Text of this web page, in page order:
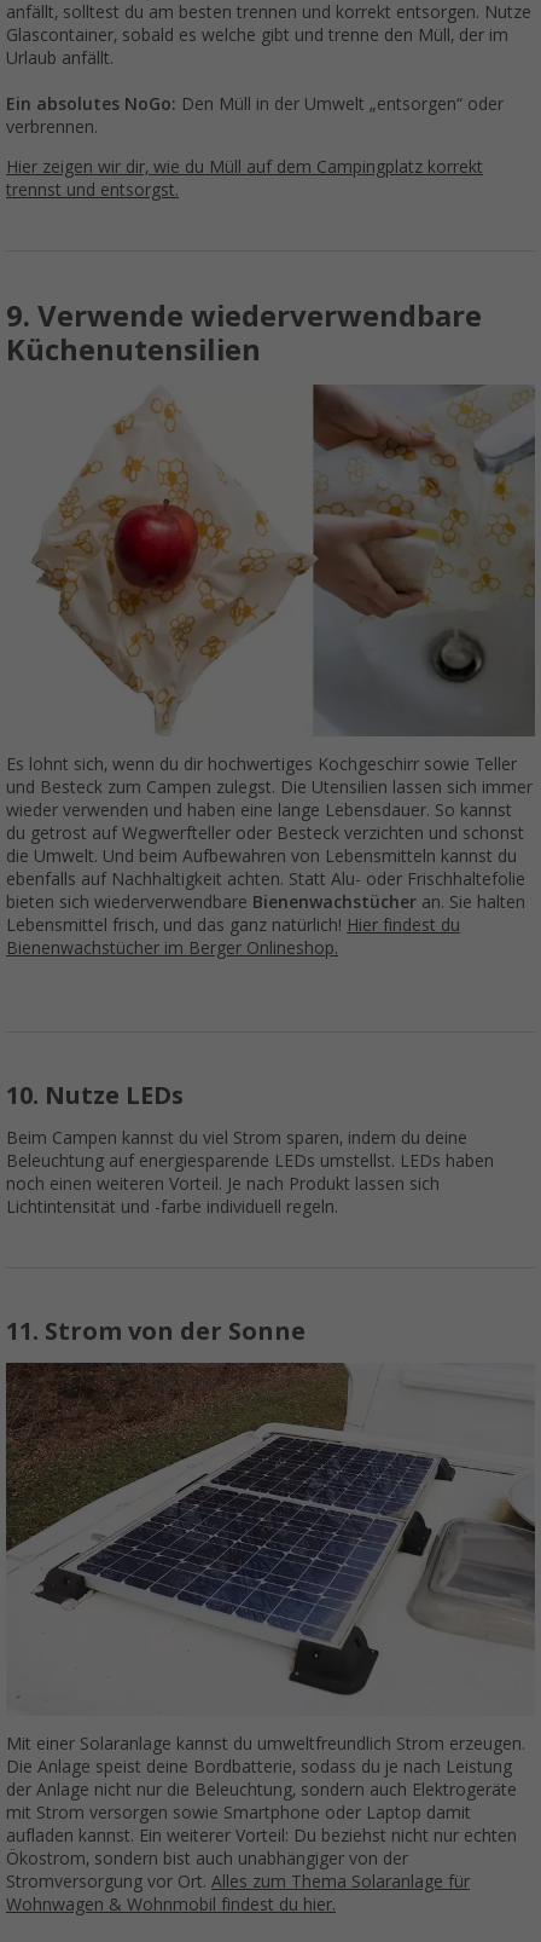
anfällt, solltest du am besten trennen und korrekt entsorgen. Nutze
Glascontainer, sobald es welche gibt und trenne den Müll, der im
Urlaub anfällt.
Ein absolutes NoGo: Den Müll in der Umwelt „entsorgen“ oder
verbrennen.
Hier zeigen wir dir, wie du Müll auf dem Campingplatz korrekt
trennst und entsorgst.
9. Verwende wiederverwendbare
Küchenutensilien
Es lohnt sich, wenn du dir hochwertiges Kochgeschirr sowie Teller
und Besteck zum Campen zulegst. Die Utensilien lassen sich immer
wieder verwenden und haben eine lange Lebensdauer. So kannst
du getrost auf Wegwerfteller oder Besteck verzichten und schonst
die Umwelt. Und beim Aufbewahren von Lebensmitteln kannst du
ebenfalls auf Nachhaltigkeit achten. Statt Alu- oder Frischhaltefolie
bieten sich wiederverwendbare Bienenwachstücher an. Sie halten
Lebensmittel frisch, und das ganz natürlich! Hier findest du
Bienenwachstücher im Berger Onlineshop.
10. Nutze LEDs
Beim Campen kannst du viel Strom sparen, indem du deine
Beleuchtung auf energiesparende LEDs umstellst. LEDs haben
noch einen weiteren Vorteil. Je nach Produkt lassen sich
Lichtintensität und -farbe individuell regeln.
11. Strom von der Sonne
Mit einer Solaranlage kannst du umweltfreundlich Strom erzeugen.
Die Anlage speist deine Bordbatterie, sodass du je nach Leistung
der Anlage nicht nur die Beleuchtung, sondern auch Elektrogeräte
mit Strom versorgen sowie Smartphone oder Laptop damit
aufladen kannst. Ein weiterer Vorteil: Du beziehst nicht nur echten
Ökostrom, sondern bist auch unabhängiger von der
Stromversorgung vor Ort. Alles zum Thema Solaranlage für
Wohnwagen & Wohnmobil findest du hier.